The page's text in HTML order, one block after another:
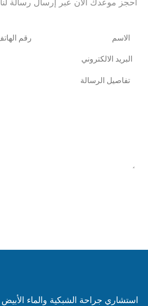
احجز موعدك الآن عبر إرسال رسالة لنا
استشاري جراحة الشبكية والماء الأبيض